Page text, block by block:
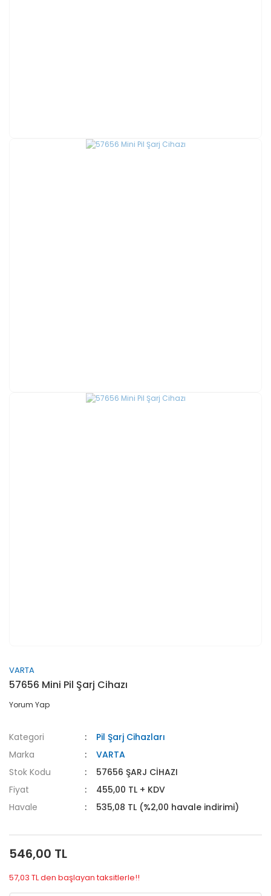
VARTA
57656 Mini Pil Şarj Cihazı
Yorum Yap
Kategori
Pil Şarj Cihazları
Marka
VARTA
Stok Kodu
57656 ŞARJ CİHAZI
Fiyat
455,00 TL + KDV
Havale
535,08 TL (%2,00 havale indirimi)
546,00 TL
57,03 TL den başlayan taksitlerle!!